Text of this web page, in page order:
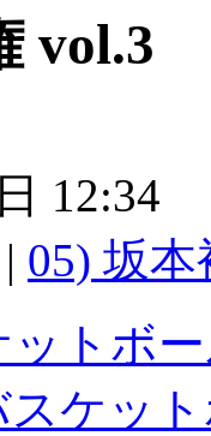
vol.3
12:34
| 05) 坂本
ットボ
スケッ